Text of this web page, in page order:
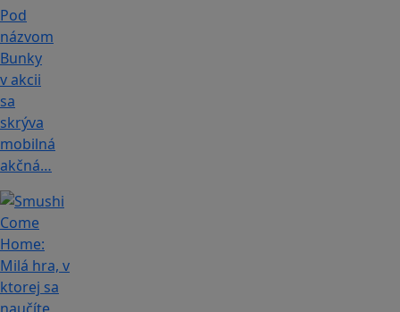
Pod
názvom
Bunky
v akcii
sa
skrýva
mobilná
akčná…